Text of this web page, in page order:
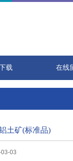
载 在线
土矿(标准品)
03